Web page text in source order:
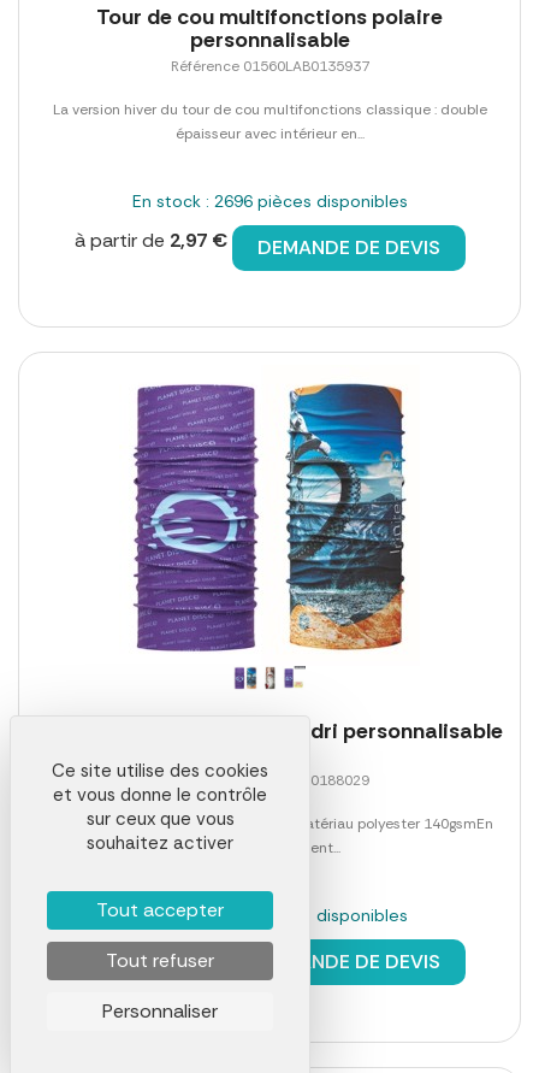
Tour de cou multifonctions polaire
personnalisable
Référence 01560LAB0135937
La version hiver du tour de cou multifonctions classique : double
épaisseur avec intérieur en...
En stock : 2696 pièces disponibles
à partir de 2,97 € DEMANDE DE DEVIS
Foulard multifonctions quadri personnalisable
Référence 01466LAB0188029
Cache-col multifonctions extensibleMatériau polyester 140gsmEn
option: - traitement...
En stock : 5872 pièces disponibles
à partir de1,36 € DEMANDE DE DEVIS
Ce site utilise des cookies
et vous donne le contrôle
sur ceux que vous
souhaitez activer
Tout accepter
Tout refuser
Personnaliser